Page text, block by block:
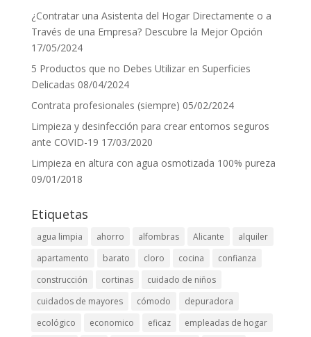
¿Contratar una Asistenta del Hogar Directamente o a
Través de una Empresa? Descubre la Mejor Opción
17/05/2024
5 Productos que no Debes Utilizar en Superficies
Delicadas 08/04/2024
Contrata profesionales (siempre) 05/02/2024
Limpieza y desinfección para crear entornos seguros
ante COVID-19 17/03/2020
Limpieza en altura con agua osmotizada 100% pureza
09/01/2018
Etiquetas
agua limpia ahorro alfombras Alicante
alquiler
apartamento
barato cloro cocina
confianza
construcción
cortinas
cuidado de niños
cuidados de mayores
cómodo
depuradora
ecológico
economico eficaz
empleadas de hogar